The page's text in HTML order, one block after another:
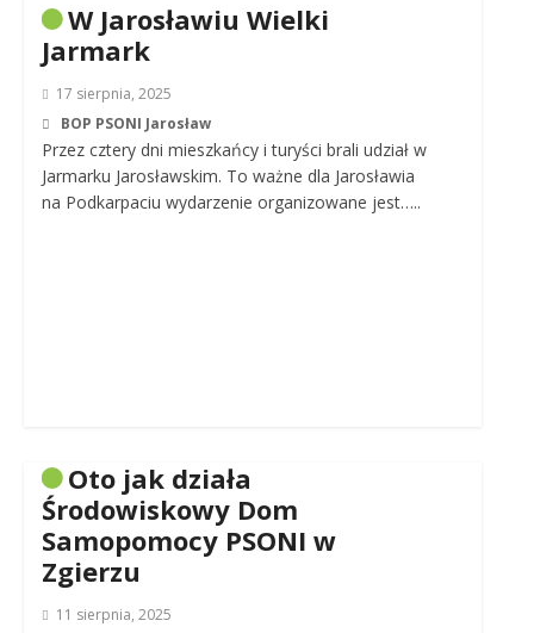
W Jarosławiu Wielki
Jarmark
17 sierpnia, 2025
BOP PSONI Jarosław
Przez cztery dni mieszkańcy i turyści brali udział w
Jarmarku Jarosławskim. To ważne dla Jarosławia
na Podkarpaciu wydarzenie organizowane jest…..
Oto jak działa
Środowiskowy Dom
Samopomocy PSONI w
Zgierzu
11 sierpnia, 2025